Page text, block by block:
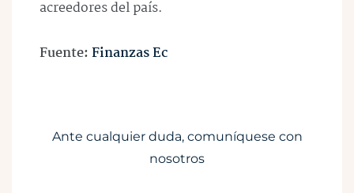
acreedores del país.
Fuente:Finanzas Ec
Ante cualquier duda, comuníquese con
nosotros